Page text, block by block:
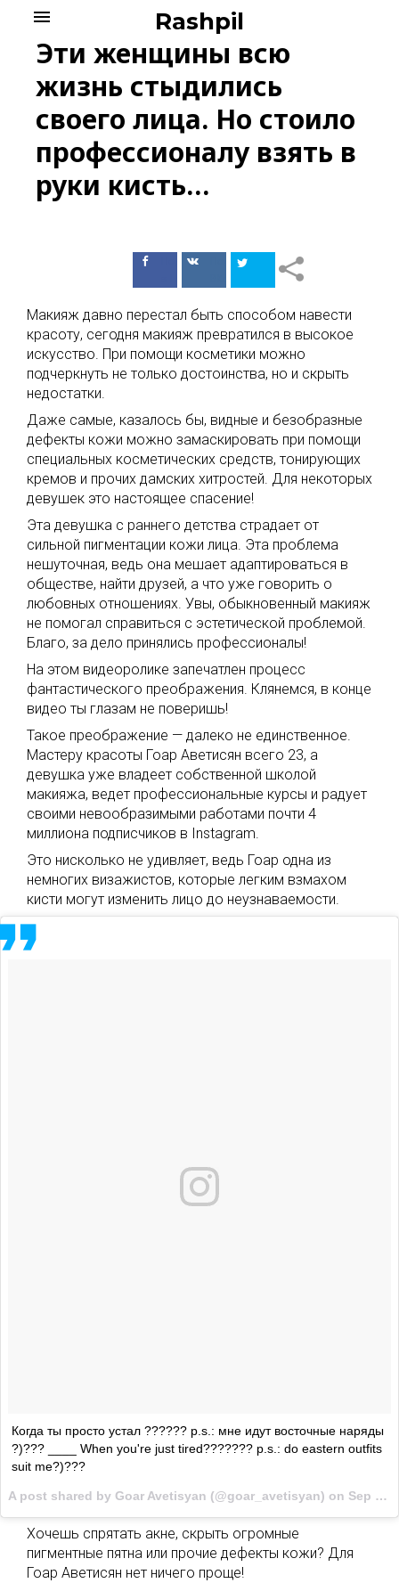
content
Rashpil
menu
Эти женщины всю
жизнь стыдились
своего лица. Но стоило
профессионалу взять в
руки кисть…
ПоделитьсяПоделиться
Макияж давно перестал быть способом навести
красоту, сегодня макияж превратился в высокое
искусство. При помощи косметики можно
подчеркнуть не только достоинства, но и скрыть
недостатки.
Даже самые, казалось бы, видные и безобразные
дефекты кожи можно замаскировать при помощи
специальных косметических средств, тонирующих
кремов и прочих дамских хитростей. Для некоторых
девушек это настоящее спасение!
Эта девушка с раннего детства страдает от
сильной пигментации кожи лица. Эта проблема
нешуточная, ведь она мешает адаптироваться в
обществе, найти друзей, а что уже говорить о
любовных отношениях. Увы, обыкновенный макияж
не помогал справиться с эстетической проблемой.
Благо, за дело принялись профессионалы!
На этом видеоролике запечатлен процесс
фантастического преображения. Клянемся, в конце
видео ты глазам не поверишь!
Такое преображение — далеко не единственное.
Мастеру красоты Гоар Аветисян всего 23, а
девушка уже владеет собственной школой
макияжа, ведет профессиональные курсы и радует
своими невообразимыми работами почти 4
миллиона подписчиков в Instagram.
Это нисколько не удивляет, ведь Гоар одна из
немногих визажистов, которые легким взмахом
кисти могут изменить лицо до неузнаваемости.
Когда ты просто устал ?????? p.s.: мне идут восточные наряды
?)??? ____ When you're just tired??????? p.s.: do eastern outfits
suit me?)???
A post shared by Goar Avetisyan (@goar_avetisyan) on Sep 2, 2017 at 6:46am PDT
Хочешь спрятать акне, скрыть огромные
пигментные пятна или прочие дефекты кожи? Для
Гоар Аветисян нет ничего проще!